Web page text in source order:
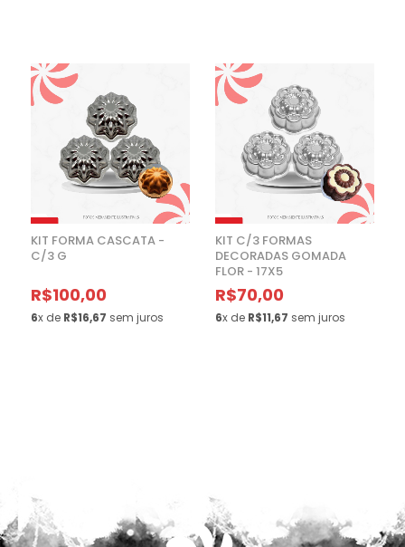
KIT FORMA CASCATA -
C/3 G
R$100,00
6x de R$16,67 sem juros
KIT C/3 FORMAS
DECORADAS GOMADA
FLOR - 17X5
R$70,00
6x de R$11,67 sem juros